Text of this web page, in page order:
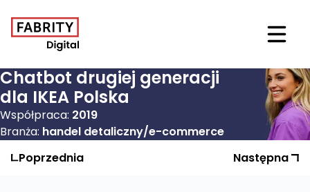
Chatbot drugiej generacji
dla IKEA Polska
Współpraca: 2019
Branża: handel detaliczny/e-commerce
Poprzednia
Realizacja Następna